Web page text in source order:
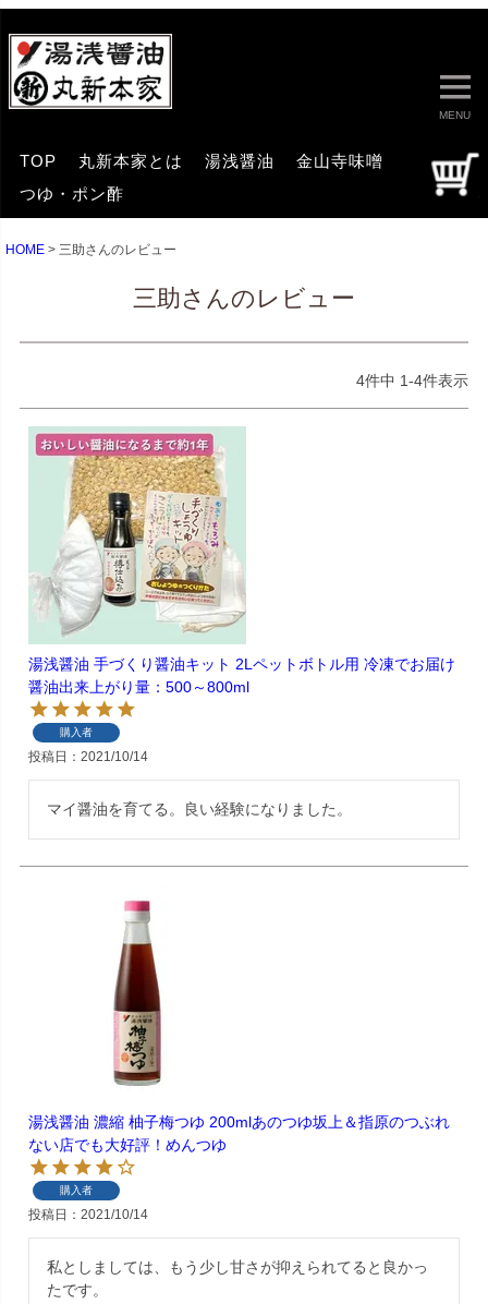
MENU
TOP 丸新本家とは 湯浅醤油
金山寺味噌
つゆ・ポン酢
HOME 三助さんのレビュー
三助さんのレビュー
4件中 1-4件表示
湯浅醤油 手づくり醤油キット 2Lペットボトル用 冷凍でお届け
醤油出来上がり量：500～800ml
購入者
投稿日 2021/10/14
マイ醤油を育てる。良い経験になりました。
湯浅醤油 濃縮 柚子梅つゆ 200mlあのつゆ坂上＆指原のつぶれ
ない店でも大好評！めんつゆ
購入者
投稿日 2021/10/14
私としましては、もう少し甘さが抑えられてると良かっ
たです。